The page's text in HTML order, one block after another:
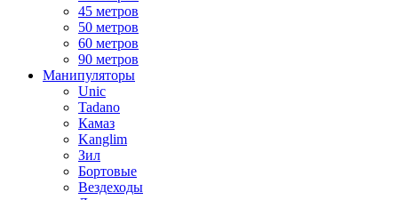
45 метров
50 метров
60 метров
90 метров
Манипуляторы
Unic
Tadano
Камаз
Kanglim
Зил
Бортовые
Вездеходы